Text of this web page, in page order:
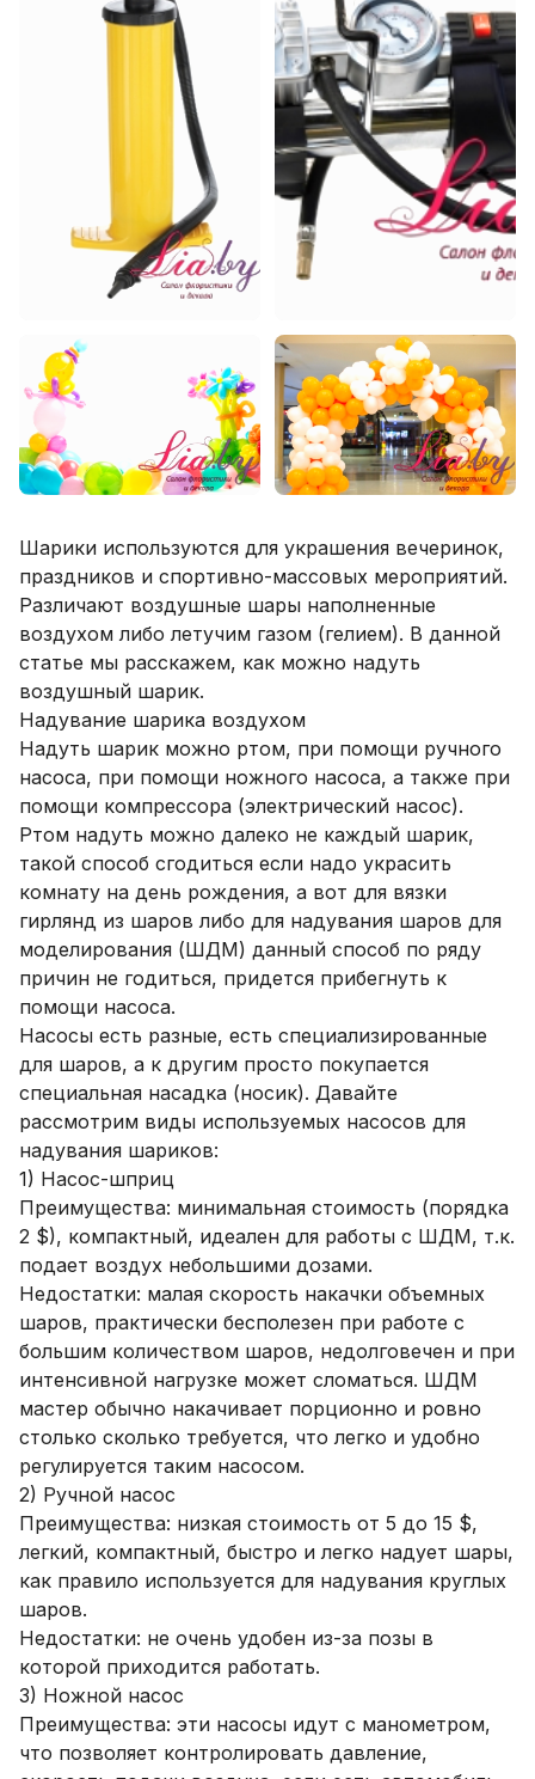
Шарики используются для украшения вечеринок,
праздников и спортивно-массовых мероприятий.
Различают воздушные шары наполненные
воздухом либо летучим газом (гелием). В данной
статье мы расскажем, как можно надуть
воздушный шарик.
Надувание шарика воздухом
Надуть шарик можно ртом, при помощи ручного
насоса, при помощи ножного насоса, а также при
помощи компрессора (электрический насос).
Ртом надуть можно далеко не каждый шарик,
такой способ сгодиться если надо украсить
комнату на день рождения, а вот для вязки
гирлянд из шаров либо для надувания шаров для
моделирования (ШДМ) данный способ по ряду
причин не годиться, придется прибегнуть к
помощи насоса.
Насосы есть разные, есть специализированные
для шаров, а к другим просто покупается
специальная насадка (носик). Давайте
рассмотрим виды используемых насосов для
надувания шариков:
1) Насос-шприц
Преимущества: минимальная стоимость (порядка
2 $), компактный, идеален для работы с ШДМ, т.к.
подает воздух небольшими дозами.
Недостатки: малая скорость накачки объемных
шаров, практически бесполезен при работе с
большим количеством шаров, недолговечен и при
интенсивной нагрузке может сломаться. ШДМ
мастер обычно накачивает порционно и ровно
столько сколько требуется, что легко и удобно
регулируется таким насосом.
2) Ручной насос
Преимущества: низкая стоимость от 5 до 15 $,
легкий, компактный, быстро и легко надует шары,
как правило используется для надувания круглых
шаров.
Недостатки: не очень удобен из-за позы в
которой приходится работать.
3) Ножной насос
Преимущества: эти насосы идут с манометром,
что позволяет контролировать давление,